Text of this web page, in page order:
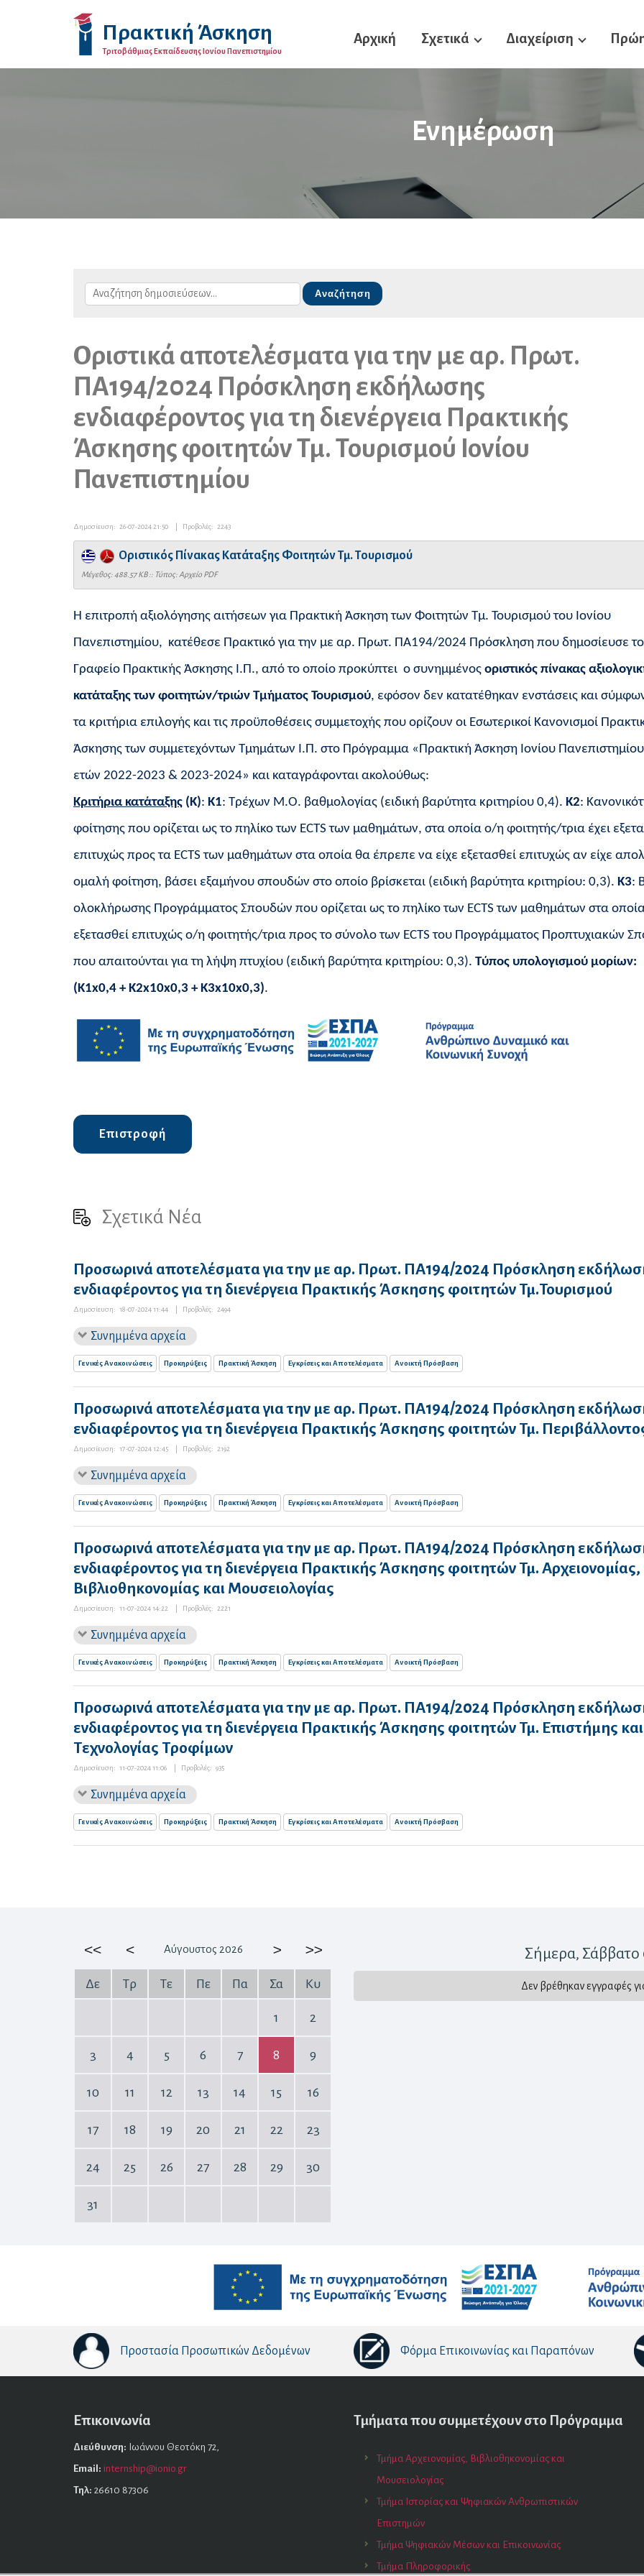
Πρακτική Άσκηση
Τριτοβάθμιας Εκπαίδευσης Ιονίου Πανεπιστημίου
Αρχική Σχετικά Διαχείριση
Ενημέρωση
Οριστικά αποτελέσματα για την με αρ. Πρωτ.
ΠΑ194/2024 Πρόσκληση εκδήλωσης
ενδιαφέροντος για τη διενέργεια Πρακτικής
Άσκησης φοιτητών Τμ. Τουρισμού Ιονίου
Πανεπιστημίου
Δημοσίευση: 26-07-2024 21:50 Προβολές: 2243
Οριστικός Πίνακας Κατάταξης Φοιτητών Τμ. Τουρισμού
Mέγεθος: 488.57 KB :: Τύπος: Αρχείο PDF
Η επιτροπή αξιολόγησης αιτήσεων για Πρακτική Άσκηση των Φοιτητών Τμ. Τουρισμού του Ιονίου
Πανεπιστημίου, κατέθεσε Πρακτικό για την με αρ. Πρωτ. ΠΑ194/2024 Πρόσκληση που δημοσίευσε το
Γραφείο Πρακτικής Άσκησης Ι.Π., από το οποίο προκύπτει ο συνημμένος οριστικός πίνακας
κατάταξης των φοιτητών/τριών Τμήματος Τουρισμού, εφόσον δεν κατατέθηκαν ενστάσεις και
τα κριτήρια επιλογής και τις προϋποθέσεις συμμετοχής που ορίζουν οι Εσωτερικοί Κανονισμοί
Άσκησης των συμμετεχόντων Τμημάτων Ι.Π. στο Πρόγραμμα «Πρακτική Άσκηση Ιονίου
ετών 2022-2023 & 2023-2024» και καταγράφονται ακολούθως:
Κριτήρια κατάταξης (Κ): Κ1: Τρέχων Μ.Ο. βαθμολογίας (ειδική βαρύτητα κριτηρίου 0,4). Κ2:
φοίτησης που ορίζεται ως το πηλίκο των ECTS των μαθημάτων, στα οποία ο/η φοιτητής/τρια έχει
επιτυχώς προς τα ΕCTS των μαθημάτων στα οποία θα έπρεπε να είχε εξετασθεί επιτυχώς αν είχε
ομαλή φοίτηση, βάσει εξαμήνου σπουδών στο οποίο βρίσκεται (ειδική βαρύτητα κριτηρίου: 0,3). Κ3:
ολοκλήρωσης Προγράμματος Σπουδών που ορίζεται ως το πηλίκο των ECTS των μαθημάτων στα οποία
εξετασθεί επιτυχώς ο/η φοιτητής/τρια προς το σύνολο των ECTS του Προγράμματος Προπτυχιακών
που απαιτούνται για τη λήψη πτυχίου (ειδική βαρύτητα κριτηρίου: 0,3). Τύπος υπολογισμού μορίων:
(Κ1x0,4 + K2x10x0,3 + K3x10x0,3).
Επιστροφή
Σχετικά Νέα
Προσωρινά αποτελέσματα για την με αρ. Πρωτ. ΠΑ194/2024 Πρόσκληση
ενδιαφέροντος για τη διενέργεια Πρακτικής Άσκησης φοιτητών Τμ.Τουρισμού
Δημοσίευση: 18-07-2024 11:44 Προβολές: 2494
Συνημμένα αρχεία
Γενικές Ανακοινώσεις Προκηρύξεις Πρακτική Άσκηση Εγκρίσεις και Αποτελέσματα Ανοικτή Πρόσβαση
Προσωρινά αποτελέσματα για την με αρ. Πρωτ. ΠΑ194/2024 Πρόσκληση
ενδιαφέροντος για τη διενέργεια Πρακτικής Άσκησης φοιτητών Τμ.
Δημοσίευση: 17-07-2024 12:45 Προβολές: 2192
Συνημμένα αρχεία
Γενικές Ανακοινώσεις Προκηρύξεις Πρακτική Άσκηση Εγκρίσεις και Αποτελέσματα Ανοικτή Πρόσβαση
Προσωρινά αποτελέσματα για την με αρ. Πρωτ. ΠΑ194/2024 Πρόσκληση
ενδιαφέροντος για τη διενέργεια Πρακτικής Άσκησης φοιτητών Τμ. Αρχειονομίας,
Βιβλιοθηκονομίας και Μουσειολογίας
Δημοσίευση: 11-07-2024 14:22 Προβολές: 2221
Συνημμένα αρχεία
Γενικές Ανακοινώσεις Προκηρύξεις Πρακτική Άσκηση Εγκρίσεις και Αποτελέσματα Ανοικτή Πρόσβαση
Προσωρινά αποτελέσματα για την με αρ. Πρωτ. ΠΑ194/2024 Πρόσκληση
ενδιαφέροντος για τη διενέργεια Πρακτικής Άσκησης φοιτητών Τμ. Επιστήμης και
Τεχνολογίας Τροφίμων
Δημοσίευση: 11-07-2024 11:06 Προβολές: 935
Συνημμένα αρχεία
Γενικές Ανακοινώσεις Προκηρύξεις Πρακτική Άσκηση Εγκρίσεις και Αποτελέσματα Ανοικτή Πρόσβαση
<< < Αύγουστος 2026 > >>
Δε Τρ Τε Πε Πα Σα Κυ
1 2
3 4 5 6 7 8 9
10 11 12 13 14 15 16
17 18 19 20 21 22 23
24 25 26 27 28 29 30
31
Σήμερα,
Δεν βρέθηκαν εγγραφές
Προστασία Προσωπικών Δεδομένων Φόρμα Επικοινωνίας και Παραπόνων
Επικοινωνία
Διεύθυνση: Ιωάννου Θεοτόκη 72,
Email: internship@ionio.gr
Τηλ: 26610 87306
Τμήματα που συμμετέχουν στο Πρόγραμμα
Τμήμα Αρχειονομίας, Βιβλιοθηκονομίας και
Μουσειολογίας
Τμήμα Ιστορίας και Ψηφιακών Ανθρωπιστικών
Επιστημών
Τμήμα Ψηφιακών Μέσων και Επικοινωνίας
Τμήμα Πληροφορικής